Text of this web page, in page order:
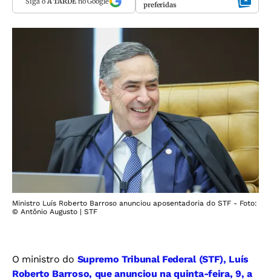
preferidas
Ministro Luís Roberto Barroso anunciou aposentadoria do STF - Foto:
© Antônio Augusto | STF
O ministro do Supremo Tribunal Federal (STF), Luís
Roberto Barroso, que anunciou na quinta-feira, 9, a